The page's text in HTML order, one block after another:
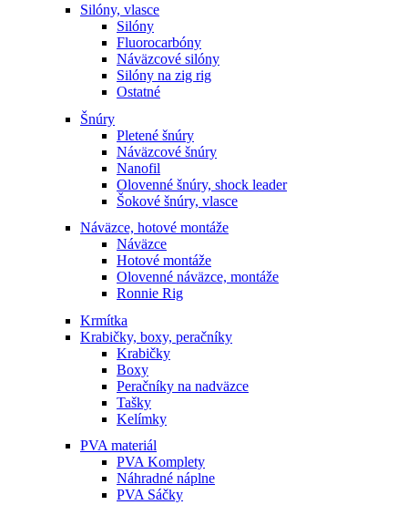
Silóny, vlasce
Silóny
Fluorocarbóny
Náväzcové silóny
Silóny na zig rig
Ostatné
Šnúry
Pletené šnúry
Náväzcové šnúry
Nanofil
Olovenné šnúry, shock leader
Šokové šnúry, vlasce
Náväzce, hotové montáže
Náväzce
Hotové montáže
Olovenné náväzce, montáže
Ronnie Rig
Krmítka
Krabičky, boxy, peračníky
Krabičky
Boxy
Peračníky na nadväzce
Tašky
Kelímky
PVA materiál
PVA Komplety
Náhradné náplne
PVA Sáčky